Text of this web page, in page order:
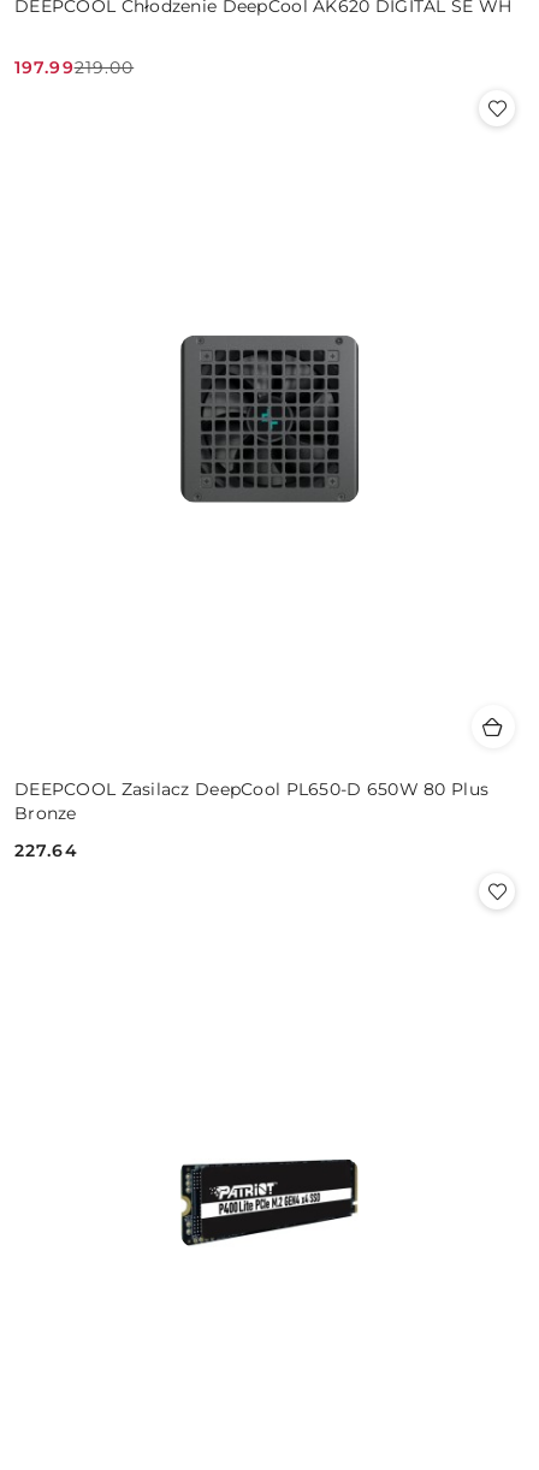
DEEPCOOL Chłodzenie DeepCool AK620 DIGITAL SE WH
Cena
197.99
Cena
219.00
DEEPCOOL Zasilacz DeepCool PL650-D 650W 80 Plus
Bronze
Cena:
227.64